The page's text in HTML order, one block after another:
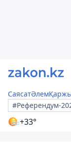
СаясатӘлем
#Референдум-
+33°